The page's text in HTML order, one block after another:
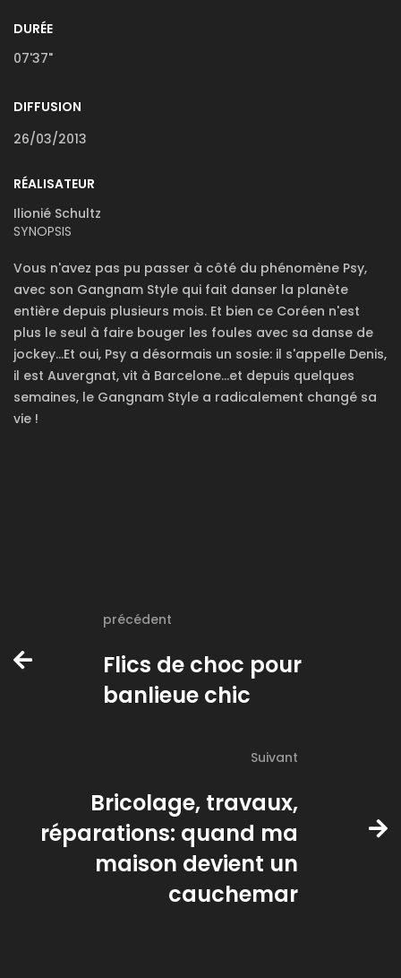
DURÉE
07'37"
DIFFUSION
26/03/2013
RÉALISATEUR
Ilionié Schultz
SYNOPSIS
Vous n'avez pas pu passer à côté du phénomène Psy,
avec son Gangnam Style qui fait danser la planète
entière depuis plusieurs mois. Et bien ce Coréen n'est
plus le seul à faire bouger les foules avec sa danse de
jockey...Et oui, Psy a désormais un sosie: il s'appelle Denis,
il est Auvergnat, vit à Barcelone...et depuis quelques
semaines, le Gangnam Style a radicalement changé sa
vie !
précédent
Flics de choc pour
banlieue chic
Suivant
Bricolage, travaux,
réparations: quand ma
maison devient un
cauchemar